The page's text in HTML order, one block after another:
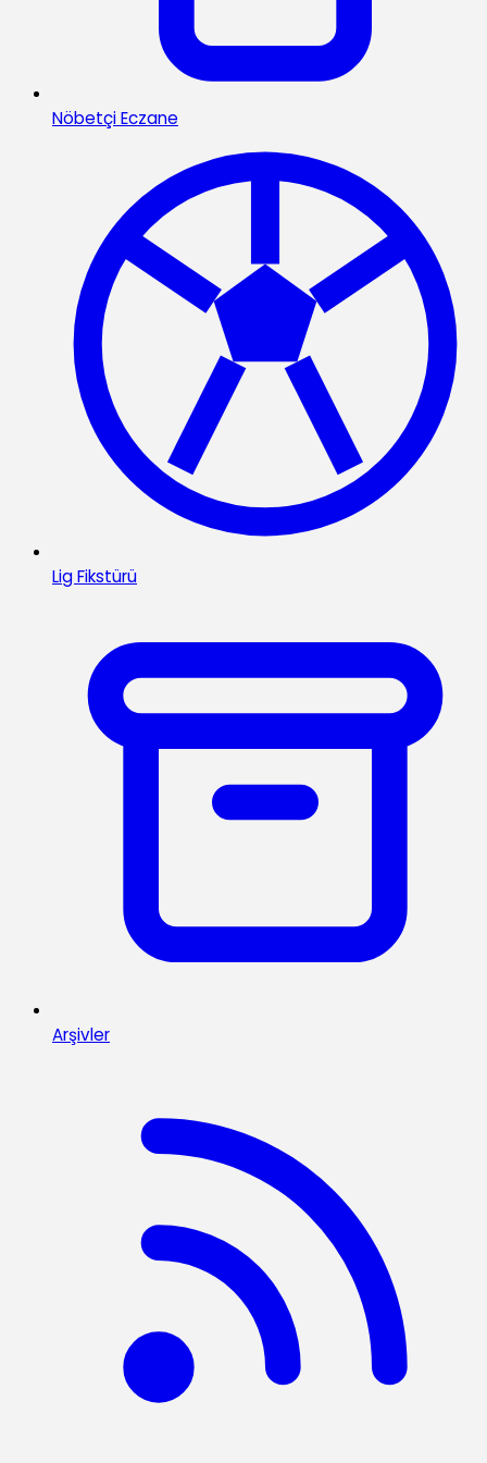
Nöbetçi Eczane
Lig Fikstürü
Arşivler